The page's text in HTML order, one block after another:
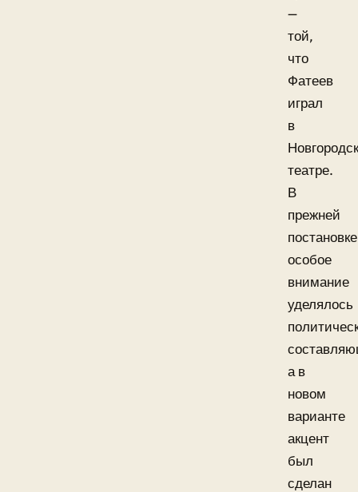
—
той,
что
Фатеев
играл
в
театре.
В
прежней
постановке
особое
внимание
уделялось
а в
новом
варианте
акцент
был
сделан